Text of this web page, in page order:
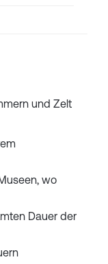
und Zelt
wo
Dauer der